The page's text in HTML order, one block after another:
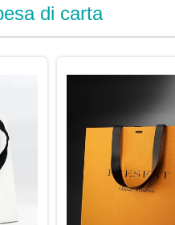
di carta